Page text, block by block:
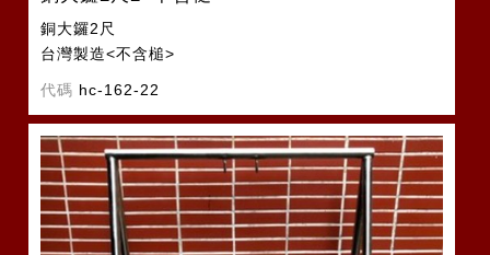
銅大鑼2尺
台灣製造<不含槌>
代碼 hc-162-22